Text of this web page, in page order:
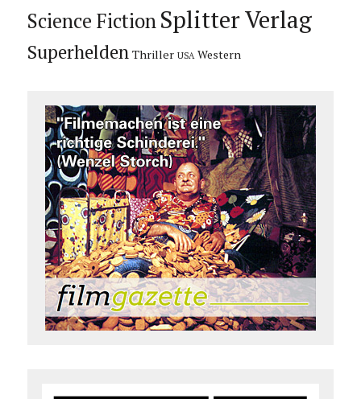
Science Fiction Splitter Verlag
Superhelden Thriller USA Western